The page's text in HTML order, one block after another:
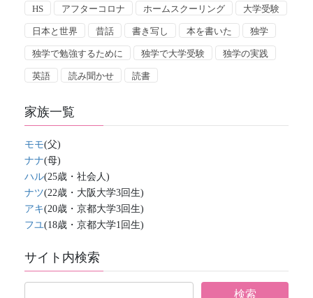
HS アフターコロナ ホームスクーリング 大学受験
日本と世界 昔話 書き写し 本を書いた 独学
独学で勉強するために 独学で大学受験 独学の実践
英語 読み聞かせ 読書
家族一覧
モモ(父)
ナナ(母)
ハル(25歳・社会人)
ナツ(22歳・大阪大学3回生)
アキ(20歳・京都大学3回生)
フユ(18歳・京都大学1回生)
サイト内検索